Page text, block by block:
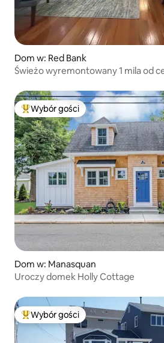
Dom w: Red Bank
Świeżo
Najpopularniejsze z kategorii
Wybór gości
Dom w: Manasquan
Uroczy domek Holly Cottage
Najpopularniejsze z kategorii
Wybór gości